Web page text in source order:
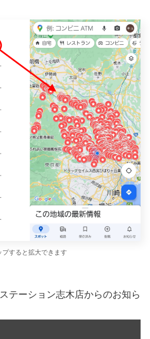
プすると拡大できます
テーション志木店からのお知ら